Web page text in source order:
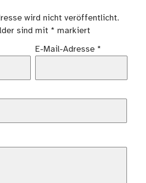
wird nicht veröffentlicht.
sind mit * markiert
E-Mail-Adresse *